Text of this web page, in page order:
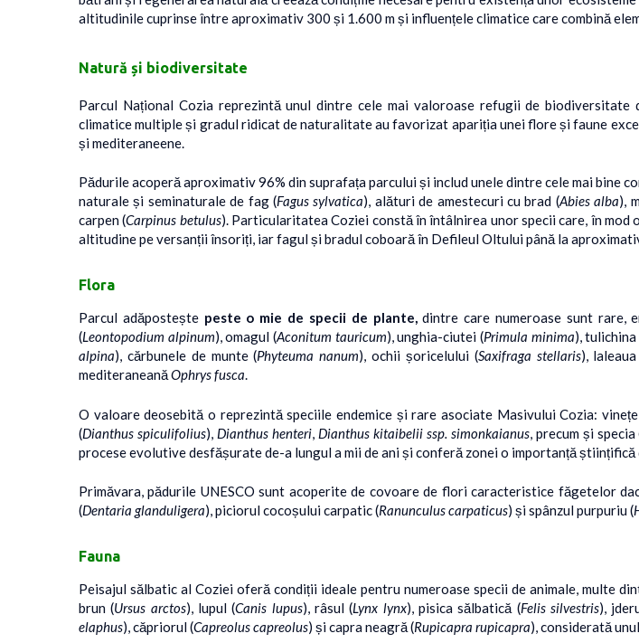
altitudinile cuprinse între aproximativ 300 și 1.600 m și influențele climatice care combină
Natură și biodiversitate
Parcul Național Cozia reprezintă unul dintre cele mai valoroase refugii de
climatice multiple și gradul ridicat de naturalitate au favorizat apariția unei flore și faune
și mediteraneene.
Pădurile acoperă aproximativ 96% din suprafața parcului și includ unele dintre cele mai bine
naturale și seminaturale de fag (Fagus sylvatica), alături de amestecuri cu brad (Abies alba),
carpen (Carpinus betulus). Particularitatea Coziei constă în întâlnirea unor specii care, în
altitudine pe versanții însoriți, iar fagul și bradul coboară în Defileul Oltului până la
Flora
Parcul adăpostește peste o mie de specii de plante,dintre care numeroase sunt rare,
(Leontopodium alpinum), omagul (Aconitum tauricum), unghia-ciutei (Primula minima), tulichina
alpina), cărbunele de munte (Phyteuma nanum), ochii șoricelului (Saxifraga stellaris),
mediteraneanăOphrys fusca.
O valoare deosebită o reprezintă speciile endemice și rare asociate Masivului Cozia:
(Dianthus spiculifolius), Dianthus henteri, Dianthus kitaibelii ssp. simonkaianus, precum și specia
procese evolutive desfășurate de-a lungul a mii de ani și conferă zonei o importanță științifică
Primăvara, pădurile UNESCO sunt acoperite de covoare de flori caracteristice făgetelor
(Dentaria glanduligera), piciorul cocoșului carpatic (Ranunculus carpaticus) și spânzul purpuriu (
Fauna
Peisajul sălbatic al Coziei oferă condiții ideale pentru numeroase specii de animale, multe
brun (Ursus arctos), lupul (Canis lupus), râsul (Lynx lynx), pisica sălbatică (Felis silvestris),
elaphus), căpriorul (Capreolus capreolus) și capra neagră (Rupicapra rupicapra), considerată